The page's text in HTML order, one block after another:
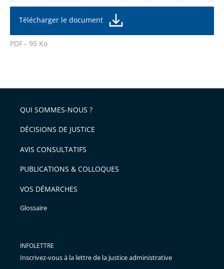
partage
de
l'article
pour
la
de
police
Télécharger le document
PDF - 95 Ko
l'article
pour
avant
QUI SOMMES-NOUS ?
DÉCISIONS DE JUSTICE
AVIS CONSULTATIFS
PUBLICATIONS & COLLOQUES
VOS DÉMARCHES
Glossaire
INFOLETTRE
Inscrivez-vous à la lettre de la Justice administrative